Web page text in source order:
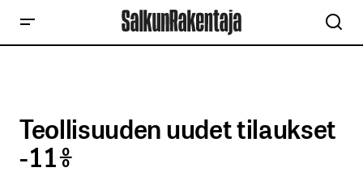
Teollisuuden uudet tilaukset
-11%